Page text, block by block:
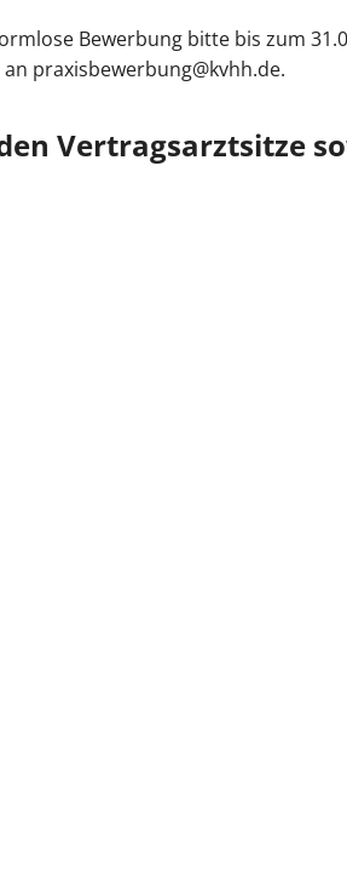
Bewerbung bitte bis zum
an praxisbewerbung@kvhh.de.
Vertragsarztsitze